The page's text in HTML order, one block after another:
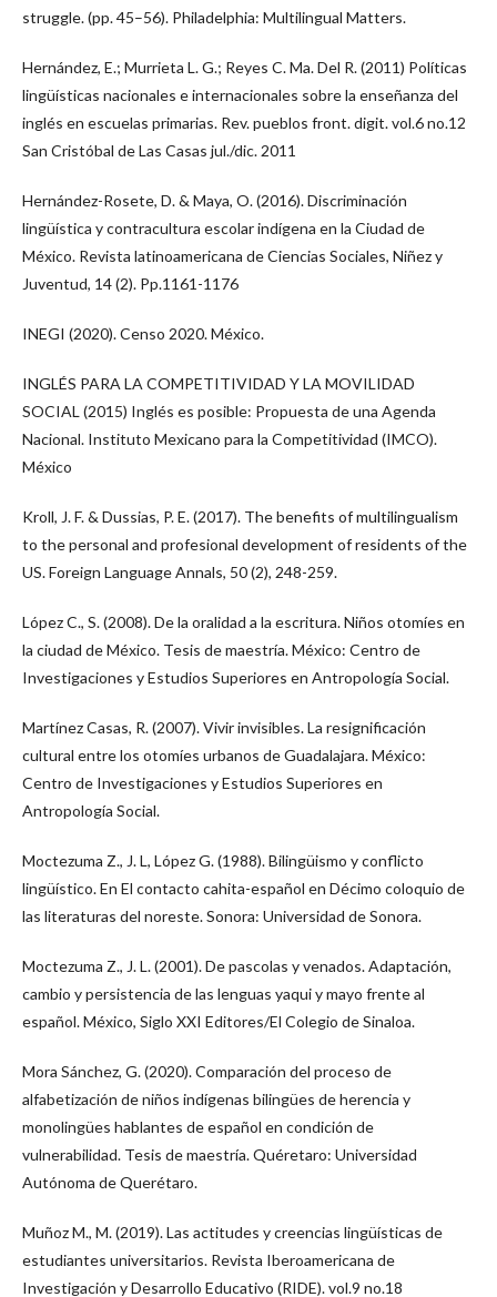
struggle. (pp. 45–56). Philadelphia: Multilingual Matters.
Hernández, E.; Murrieta L. G.; Reyes C. Ma. Del R. (2011) Políticas
lingüísticas nacionales e internacionales sobre la enseñanza del
inglés en escuelas primarias. Rev. pueblos front. digit. vol.6 no.12
San Cristóbal de Las Casas jul./dic. 2011
Hernández-Rosete, D. & Maya, O. (2016). Discriminación
lingüística y contracultura escolar indígena en la Ciudad de
México. Revista latinoamericana de Ciencias Sociales, Niñez y
Juventud, 14 (2). Pp.1161-1176
INEGI (2020). Censo 2020. México.
INGLÉS PARA LA COMPETITIVIDAD Y LA MOVILIDAD
SOCIAL (2015) Inglés es posible: Propuesta de una Agenda
Nacional. Instituto Mexicano para la Competitividad (IMCO).
México
Kroll, J. F. & Dussias, P. E. (2017). The benefits of multilingualism
to the personal and profesional development of residents of the
US. Foreign Language Annals, 50 (2), 248-259.
López C., S. (2008). De la oralidad a la escritura. Niños otomíes en
la ciudad de México. Tesis de maestría. México: Centro de
Investigaciones y Estudios Superiores en Antropología Social.
Martínez Casas, R. (2007). Vivir invisibles. La resignificación
cultural entre los otomíes urbanos de Guadalajara. México:
Centro de Investigaciones y Estudios Superiores en
Antropología Social.
Moctezuma Z., J. L, López G. (1988). Bilingüismo y conflicto
lingüístico. En El contacto cahita-español en Décimo coloquio de
las literaturas del noreste. Sonora: Universidad de Sonora.
Moctezuma Z., J. L. (2001). De pascolas y venados. Adaptación,
cambio y persistencia de las lenguas yaqui y mayo frente al
español. México, Siglo XXI Editores/El Colegio de Sinaloa.
Mora Sánchez, G. (2020). Comparación del proceso de
alfabetización de niños indígenas bilingües de herencia y
monolingües hablantes de español en condición de
vulnerabilidad. Tesis de maestría. Quéretaro: Universidad
Autónoma de Querétaro.
Muñoz M., M. (2019). Las actitudes y creencias lingüísticas de
estudiantes universitarios. Revista Iberoamericana de
Investigación y Desarrollo Educativo (RIDE). vol.9 no.18